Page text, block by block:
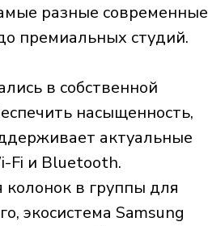
разные современные
премиальных студий.
в собственной
насыщенность,
актуальные
Fi и Bluetooth.
в группы для
экосистема Samsung